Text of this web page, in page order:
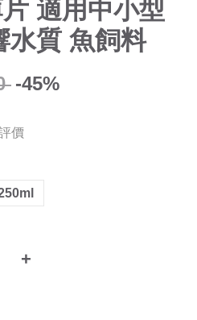
適用中小型
水質 魚飼料
-45%
價
+